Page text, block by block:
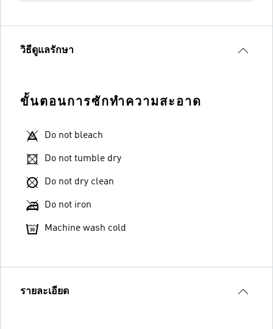
วิธีดูแลรักษา
ขั้นตอนการซักทำความสะอาด
Do not bleach
Do not tumble dry
Do not dry clean
Do not iron
Machine wash cold
รายละเอียด